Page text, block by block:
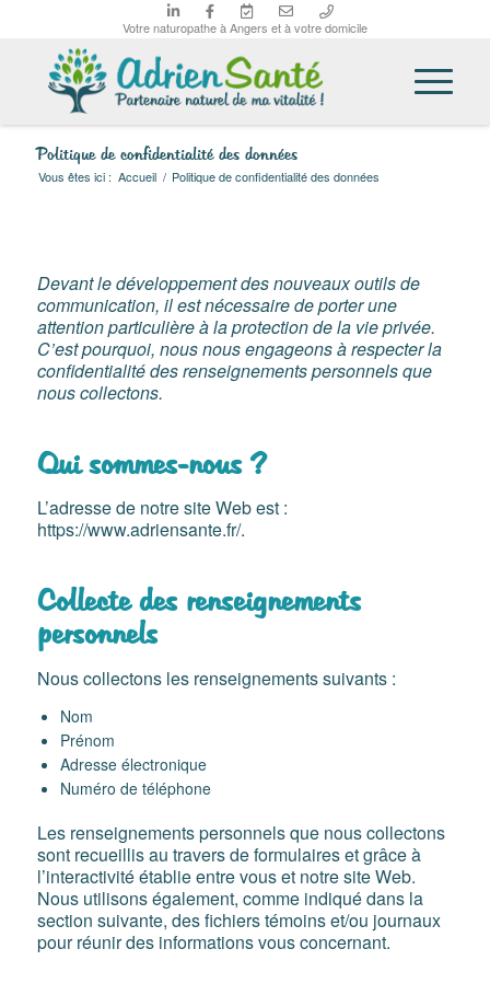
Votre naturopathe à Angers et à votre domicile
Politique de confidentialité des données
Vous êtes ici : Accueil / Politique de confidentialité des données
Devant le développement des nouveaux outils de
communication, il est nécessaire de porter une
attention particulière à la protection de la vie privée.
C’est pourquoi, nous nous engageons à respecter la
confidentialité des renseignements personnels que
nous collectons.
Qui sommes-nous ?
L’adresse de notre site Web est :
https://www.adriensante.fr/.
Collecte des renseignements
personnels
Nous collectons les renseignements suivants :
Nom
Prénom
Adresse électronique
Numéro de téléphone
Les renseignements personnels que nous collectons
sont recueillis au travers de formulaires et grâce à
l’interactivité établie entre vous et notre site Web.
Nous utilisons également, comme indiqué dans la
section suivante, des fichiers témoins et/ou journaux
pour réunir des informations vous concernant.